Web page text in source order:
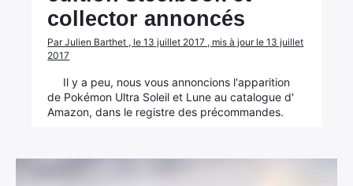
collector annoncés
Par Julien Barthet , le 13 juillet 2017 , mis à jour le 13 juillet
2017
Il y a peu, nous vous annoncions l'apparition
de Pokémon Ultra Soleil et Lune au catalogue d'
Amazon, dans le registre des précommandes.